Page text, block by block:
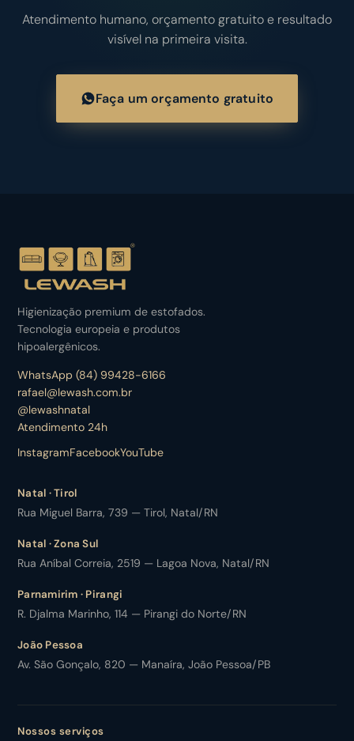
Atendimento humano, orçamento gratuito e resultado
visível na primeira visita.
Faça um orçamento gratuito
Higienização premium de estofados.
Tecnologia europeia e produtos
hipoalergênicos.
WhatsApp (84) 99428-6166
rafael@lewash.com.br
@lewashnatal
Atendimento 24h
InstagramFacebookYouTube
Natal · Tirol
Rua Miguel Barra, 739 — Tirol, Natal/RN
Natal · Zona Sul
Rua Aníbal Correia, 2519 — Lagoa Nova, Natal/RN
Parnamirim · Pirangi
R. Djalma Marinho, 114 — Pirangi do Norte/RN
João Pessoa
Av. São Gonçalo, 820 — Manaíra, João Pessoa/PB
Nossos serviços